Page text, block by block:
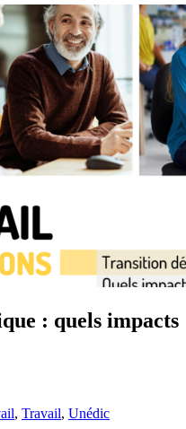
: quels impacts
, Travail, Unédic